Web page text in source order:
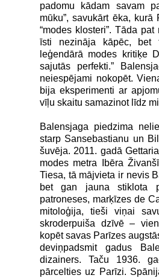
padomu kādam savam
mūku”, savukārt ēka,
“modes klosteri”. Tāda
īsti nezināja kāpēc, bet
leģendārā modes kritiķe
sajutās perfekti.”
neiespējami nokopēt.
bija eksperimenti ar
vīļu skaitu samazinot līdz
Balensjaga piedzima
starp Sansebastianu un
šuvēja. 2011. gadā
modes metra Ibēra
Tiesa, tā mājvieta ir nevis
bet gan jauna stiklota
patroneses, marķīzes de
mitoloģija, tieši viņai
skroderpuiša dzīvē –
kopēt savas Parīzes
deviņpadsmit gadus
dizainers. Taču 1936.
pārcelties uz Parīzi.